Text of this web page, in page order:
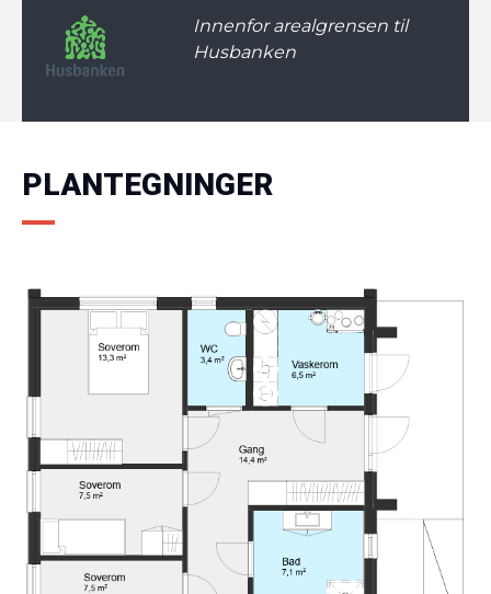
Innenfor arealgrensen til
Husbanken
PLANTEGNINGER